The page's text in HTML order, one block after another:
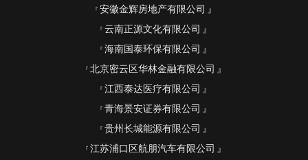
安徽金辉房地产有限公司
云南正源文化有限公司
海南国泰环保有限公司
北京密云区华林金融有限公司
江西泰达医疗有限公司
青海景安证券有限公司
贵州长城能源有限公司
江苏浦口区航朋汽车有限公司